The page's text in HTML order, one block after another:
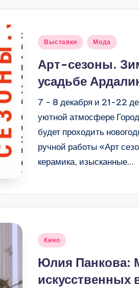
Опубликовано
Выставки Мода
Арт-сезоны.
усадьбе
7 - 8 декабря и 21-22
уютной атмосфере
будет проходить
ручной работы «Арт
керамика, изысканные…
Опубликовано
Кино
Юлия Панкова:
искусственных